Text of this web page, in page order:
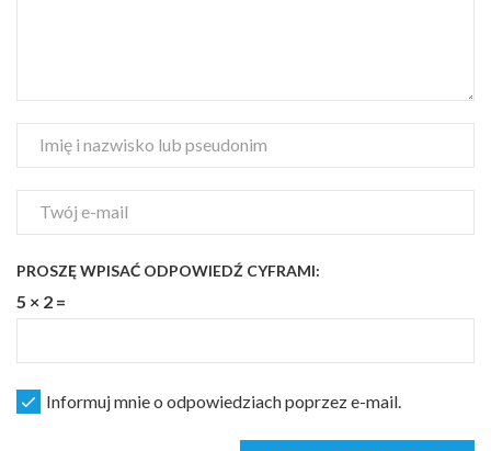
PROSZĘ WPISAĆ ODPOWIEDŹ CYFRAMI:
5 × 2 =
Informuj mnie o odpowiedziach poprzez e-mail.